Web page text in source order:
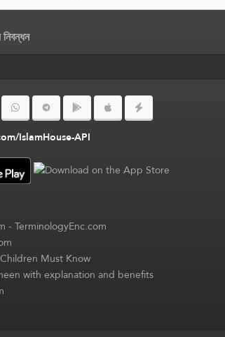
IslamHouse-API
-TerminologyEnc.com
Must Know
with explanation and benefits